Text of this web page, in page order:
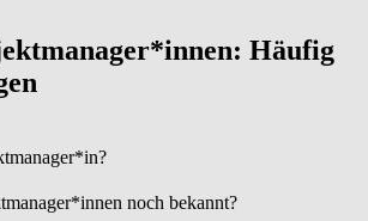
Häufig
noch bekannt?